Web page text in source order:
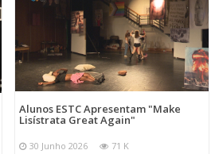
Alunos ESTC Apresentam "Make
Lisístrata Great Again"
30 Junho 2026 71 K